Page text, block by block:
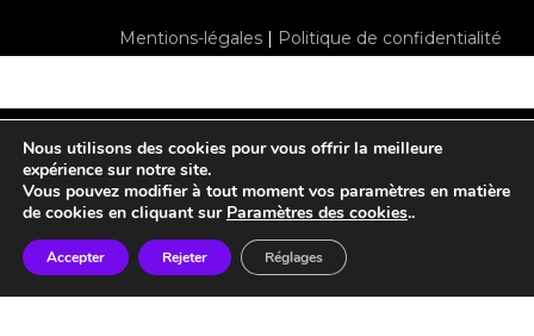
Mentions-légales Politique de confidentialité
twitter facebook linkedin instagramtiktok
Nous utilisons des cookies pour vous offrir la meilleure
expérience sur notre site.
Vous pouvez modifier à tout moment vos paramètres en matière
de cookies en cliquant sur Paramètres des cookies..
Accepter Rejeter Réglages